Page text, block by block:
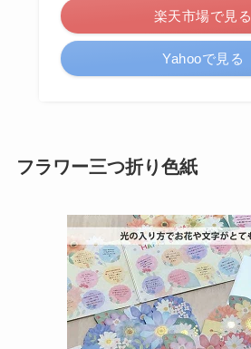
楽天市場で見る
Yahooで見る
フラワー三つ折り色紙